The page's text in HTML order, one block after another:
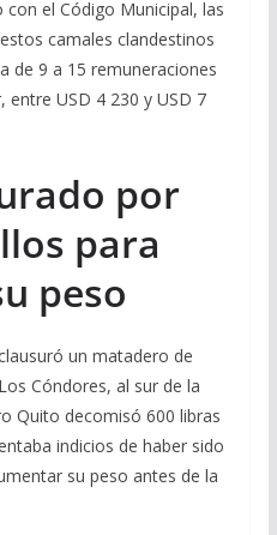
el Código Municipal, las
camales clandestinos
de 9 a 15 remuneraciones
entre USD 4 230 y USD 7
por
para
peso
un matadero de
Cóndores, al sur de la
Quito decomisó 600 libras
indicios de haber sido
su peso antes de la